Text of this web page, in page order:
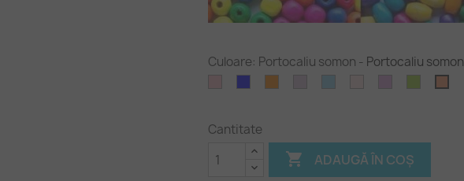
Culoare: Portocaliu somon - Portocaliu somon
Cantitate
 ADAUGĂ ÎN COȘ